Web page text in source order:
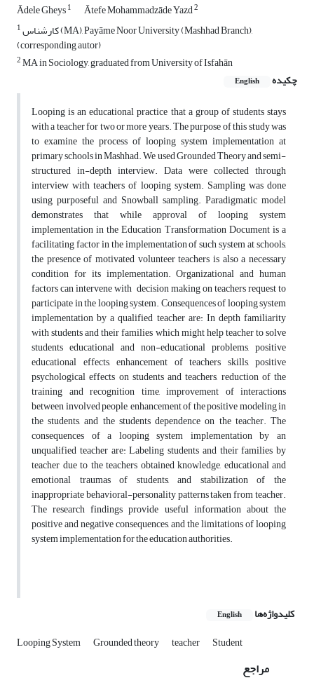
Ādele Gheys1 Ātefe Mohammadzāde Yazd2
1
(corresponding autor)
2MA in Sociology, graduated from University of Isfahān
چکیده
English
Looping is an educational practice that a group of students stays
with a teacher for two or more years. The purpose of this study was
to examine the process of looping system implementation at
primary schools in Mashhad. We used Grounded Theory and semi-
structured in-depth interview. Data were collected through
interview with teachers of looping system. Sampling was done
using purposeful and Snowball sampling. Paradigmatic model
demonstrates that while approval of looping system
implementation in the Education Transformation Document is a
facilitating factor in the implementation of such system at schools,
the presence of motivated volunteer teachers is also a necessary
condition for its implementation. Organizational and human
factors can intervene with decision making on teachers request to
participate in the looping system. Consequences of looping system
implementation by a qualified teacher are: In depth familiarity
with students and their families which might help teacher to solve
students educational and non-educational problems, positive
educational effects, enhancement of teachers skills, positive
psychological effects on students and teachers, reduction of the
training and recognition time, improvement of interactions
between involved people, enhancement of the positive modeling in
the students, and the students dependence on the teacher. The
consequences of a looping system implementation by an
unqualified teacher are: Labeling students and their families by
teacher due to the teachers obtained knowledge, educational and
emotional traumas of students, and stabilization of the
inappropriate behavioral-personality patterns taken from teacher.
The research findings provide useful information about the
positive and negative consequences, and the limitations of looping
system implementation for the education authorities.
کلیدواژه‌ها English
Looping System Grounded theory teacher Student
مراجع